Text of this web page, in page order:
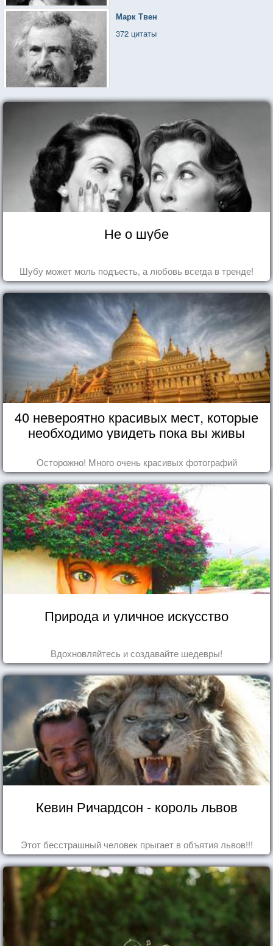
Марк Твен
372 цитаты
Не о шубе
Шубу может моль подъесть, а любовь всегда в тренде!
40 невероятно красивых мест, которые
необходимо увидеть пока вы живы
Осторожно! Много очень красивых фотографий
Природа и уличное искусство
Вдохновляйтесь и создавайте шедевры!
Кевин Ричардсон - король львов
Этот бесстрашный человек прыгает в объятия львов!!!